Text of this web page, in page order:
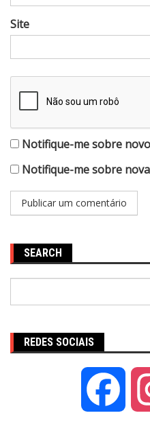
Site
Notifique-me sobre
Notifique-me sobre
SEARCH
REDES SOCIAIS